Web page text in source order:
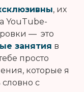
, их
YouTube-
— это
занятия в
просто
которые я
с